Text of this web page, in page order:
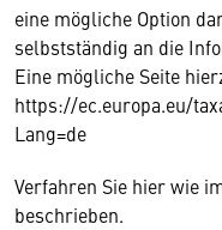
eine mögliche Option
selbstständig an die
Eine mögliche Seite
https://ec.europa.eu/
Lang=de
Verfahren Sie hier wie
beschrieben.